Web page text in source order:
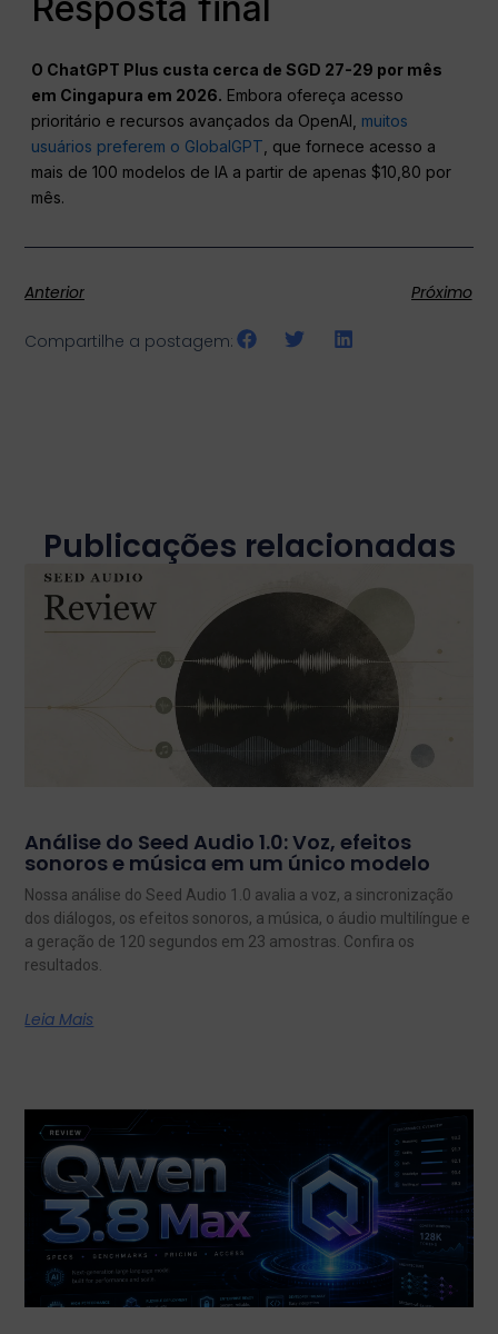
O ChatGPT Plus custa cerca de SGD 27-29 por mês
em Cingapura em 2026. Embora ofereça acesso
prioritário e recursos avançados da OpenAI, muitos
usuários preferem o GlobalGPT , que fornece acesso a
mais de 100 modelos de IA a partir de apenas $10,80 por
mês.
Anterior Próximo
Compartilhe a postagem:
Publicações relacionadas
Análise do Seed Audio 1.0: Voz, efeitos
sonoros e música em um único modelo
Nossa análise do Seed Audio 1.0 avalia a voz, a sincronização
dos diálogos, os efeitos sonoros, a música, o áudio multilíngue e
a geração de 120 segundos em 23 amostras. Confira os
resultados.
Leia Mais